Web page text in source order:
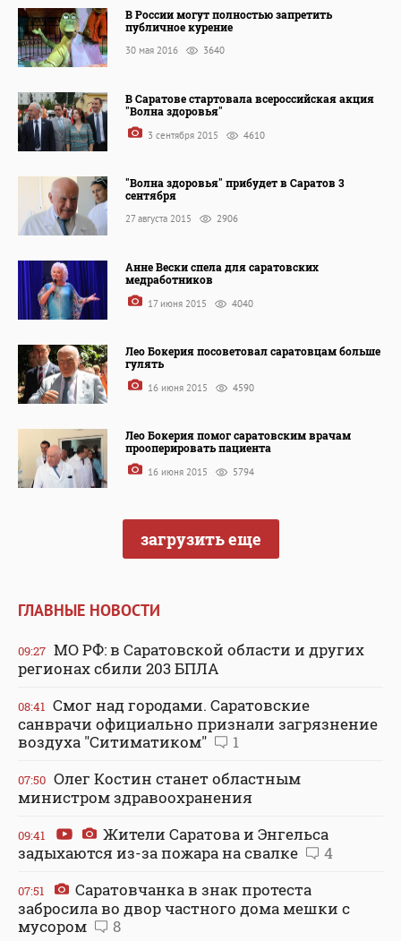
В России могут полностью запретить
публичное курение
30 мая 2016 3640
В Саратове стартовала всероссийская акция
"Волна здоровья"
3 сентября 2015 4610
"Волна здоровья" прибудет в Саратов 3
сентября
27 августа 2015 2906
Анне Вески спела для саратовских
медработников
17 июня 2015 4040
Лео Бокерия посоветовал саратовцам больше
гулять
16 июня 2015 4590
Лео Бокерия помог саратовским врачам
прооперировать пациента
16 июня 2015 5794
загрузить еще
ГЛАВНЫЕ НОВОСТИ
09:27 МО РФ: в Саратовской области и других
регионах сбили 203 БПЛА
08:41 Смог над городами. Саратовские
санврачи официально признали загрязнение
воздуха "Ситиматиком"
1
07:50 Олег Костин станет областным
министром здравоохранения
09:41
Жители Саратова и Энгельса
задыхаются из-за пожара на свалке
4
07:51
Саратовчанка в знак протеста
забросила во двор частного дома мешки с
мусором
8